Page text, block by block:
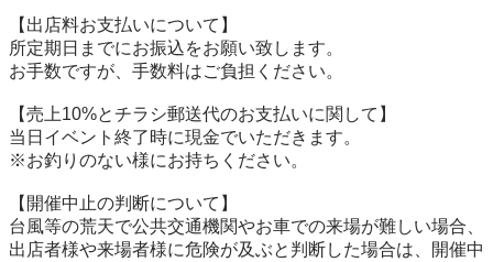
【出店料お支払いについて】
所定期日までにお振込をお願い致します。
お手数ですが、手数料はご負担ください。
【売上10%とチラシ郵送代のお支払いに関して】
当日イベント終了時に現金でいただきます。
※お釣りのない様にお持ちください。
【開催中止の判断について】
台風等の荒天で公共交通機関やお車での来場が難しい場合、
出店者様や来場者様に危険が及ぶと判断した場合は、開催中